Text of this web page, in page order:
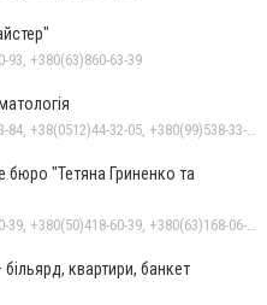
93, +380(63)860-63-39
бюро "Тетяна Гриненко та
квартири, банкет